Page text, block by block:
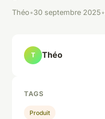
Théo•30 septembre 2025•
T Théo
TAGS
Produit